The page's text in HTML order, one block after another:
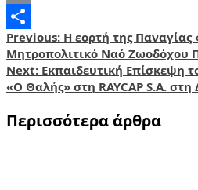
Email
Share
Post
navigation
Previous: Η εορτή της Παναγίας
Μητροπολιτικό Ναό Ζωοδόχου
Next: Εκπαιδευτική Επίσκεψη
«Ο Θαλής» στη RAYCAP S.A.
Περισσότερα άρθρα